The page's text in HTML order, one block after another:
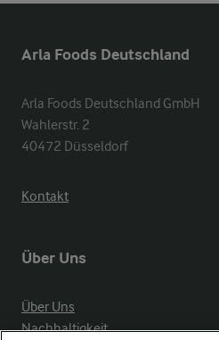
Arla Foods Deutschland
Arla Foods Deutschland GmbH
Wahlerstr. 2
40472 Düsseldorf
Kontakt
Über Uns
Über Uns
Nachhaltigkeit